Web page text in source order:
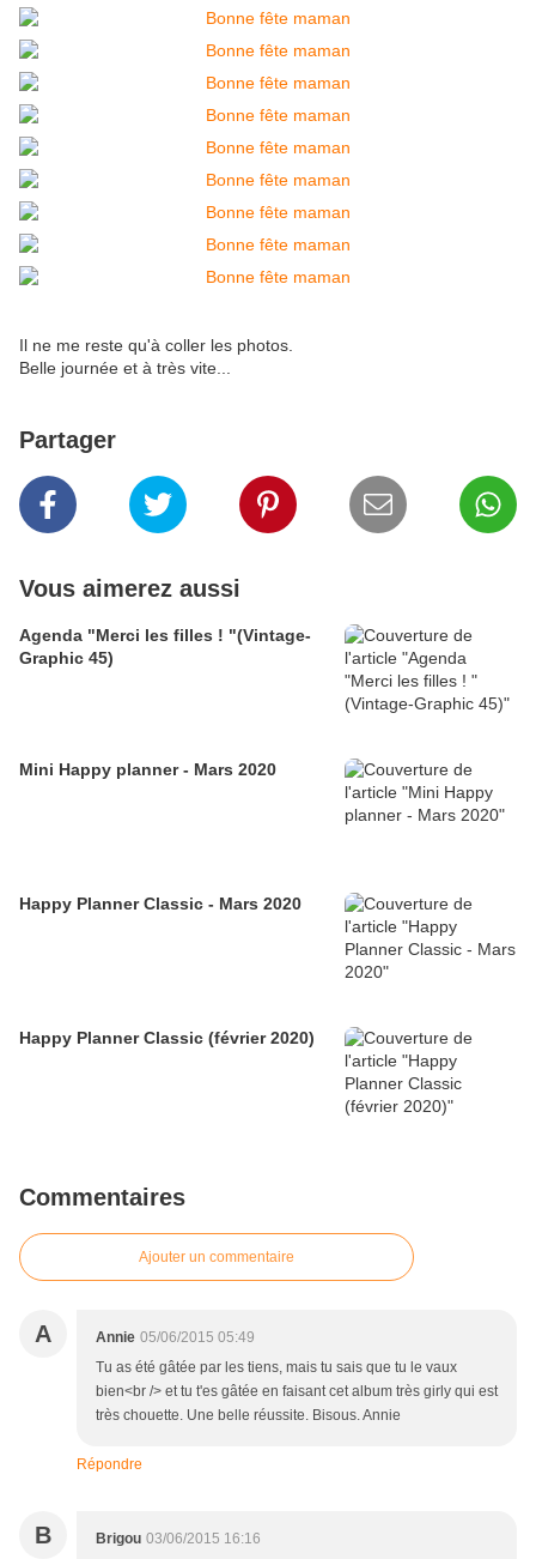
Il ne me reste qu'à coller les photos.
Belle journée et à très vite...
Partager
Vous aimerez aussi
Agenda "Merci les filles ! "(Vintage-
Graphic 45)
Mini Happy planner - Mars 2020
Happy Planner Classic - Mars 2020
Happy Planner Classic (février 2020)
Commentaires
Ajouter un commentaire
A Annie 05/06/2015 05:49
Tu as été gâtée par les tiens, mais tu sais que tu le vaux
bien<br /> et tu t'es gâtée en faisant cet album très girly qui est
très chouette. Une belle réussite. Bisous. Annie
Répondre
B Brigou 03/06/2015 16:16